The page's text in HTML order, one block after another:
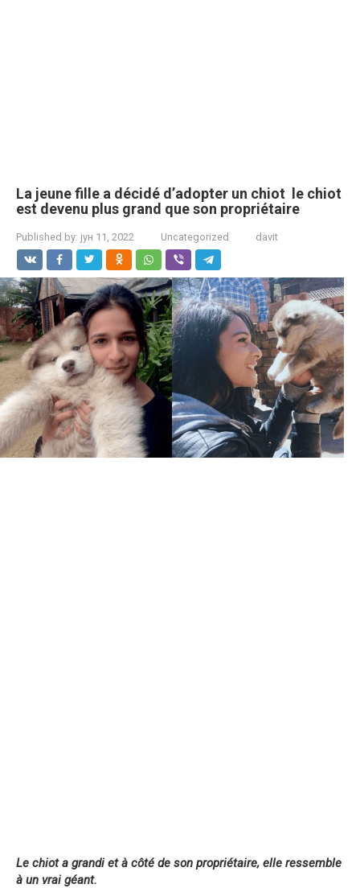
La jeune fille a décidé d’adopter un chiot le chiot
est devenu plus grand que son propriétaire
Published by: јун 11, 2022 Uncategorized davit
Le chiot a grandi et à côté de son propriétaire, elle ressemble
à un vrai géant.